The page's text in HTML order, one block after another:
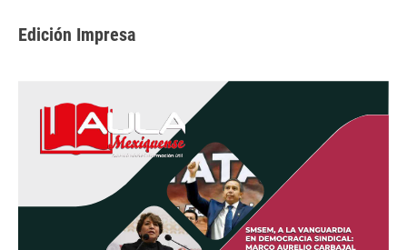
Edición Impresa